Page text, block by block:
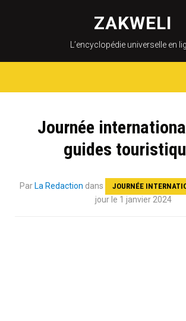
content
ZAKWELI
L’encyclopédie universelle en
Journée
guides
Par La Redaction dans JOURNÉE
jour le 1 janvier 2024